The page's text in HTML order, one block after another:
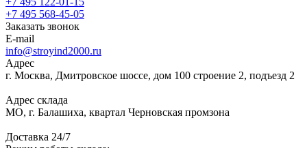
+7 495 568-45-05
Заказать звонок
E-mail
info@stroyind2000.ru
Адрес
г. Москва, Дмитровское шоссе, дом 100 строение 2, подъезд 2
Адрес склада
МО, г. Балашиха, квартал Черновская промзона
Доставка 24/7